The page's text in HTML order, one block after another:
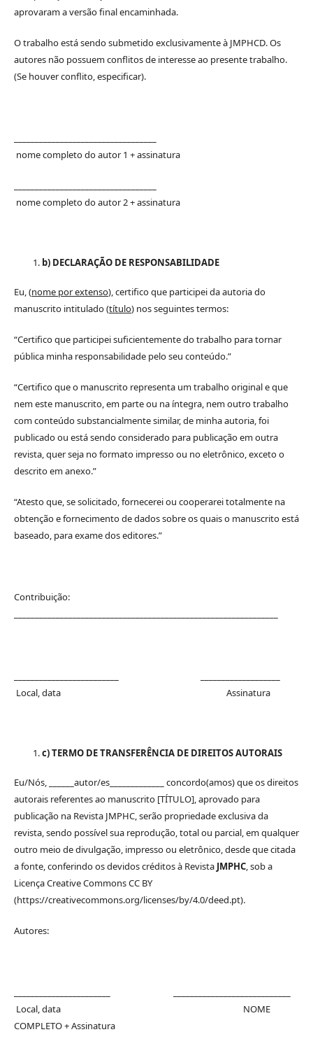
aprovaram a versão final encaminhada.
O trabalho está sendo submetido exclusivamente à JMPHCD. Os
autores não possuem conflitos de interesse ao presente trabalho.
(Se houver conflito, especificar).
nome completo do autor 1 + assinatura
nome completo do autor 2 + assinatura
b) DECLARAÇÃO DE RESPONSABILIDADE
Eu, (nome por extenso), certifico que participei da autoria do
manuscrito intitulado (título) nos seguintes termos:
“Certifico que participei suficientemente do trabalho para tornar
pública minha responsabilidade pelo seu conteúdo.”
“Certifico que o manuscrito representa um trabalho original e que
nem este manuscrito, em parte ou na íntegra, nem outro trabalho
com conteúdo substancialmente similar, de minha autoria, foi
publicado ou está sendo considerado para publicação em outra
revista, quer seja no formato impresso ou no eletrônico, exceto o
descrito em anexo.”
“Atesto que, se solicitado, fornecerei ou cooperarei totalmente na
obtenção e fornecimento de dados sobre os quais o manuscrito está
baseado, para exame dos editores.”
Contribuição:
Local, data Assinatura
c) TERMO DE TRANSFERÊNCIA DE DIREITOS AUTORAIS
Eu/Nós, ______autor/es_____________ concordo(amos) que os direitos
autorais referentes ao manuscrito [TÍTULO], aprovado para
publicação na Revista JMPHC, serão propriedade exclusiva da
revista, sendo possível sua reprodução, total ou parcial, em qualquer
outro meio de divulgação, impresso ou eletrônico, desde que citada
a fonte, conferindo os devidos créditos à Revista JMPHC, sob a
Licença Creative Commons CC BY
(https://creativecommons.org/licenses/by/4.0/deed.pt).
Autores:
Local, data NOME
COMPLETO + Assinatura